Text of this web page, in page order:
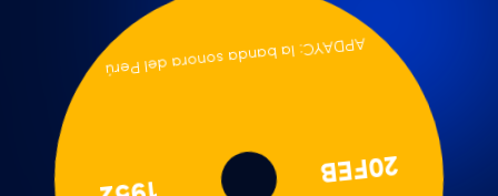
20FEB
1952
APDAYC: la banda sonora del Perú